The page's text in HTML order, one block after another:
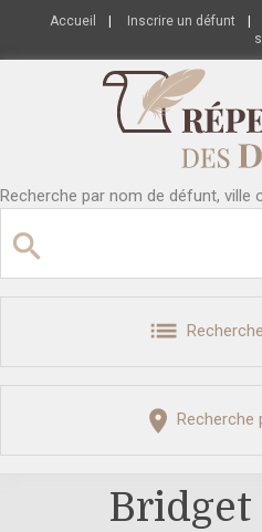
Accueil Inscrire un défunt
Recherche par nom de défunt, ville
Recherche
Bridget